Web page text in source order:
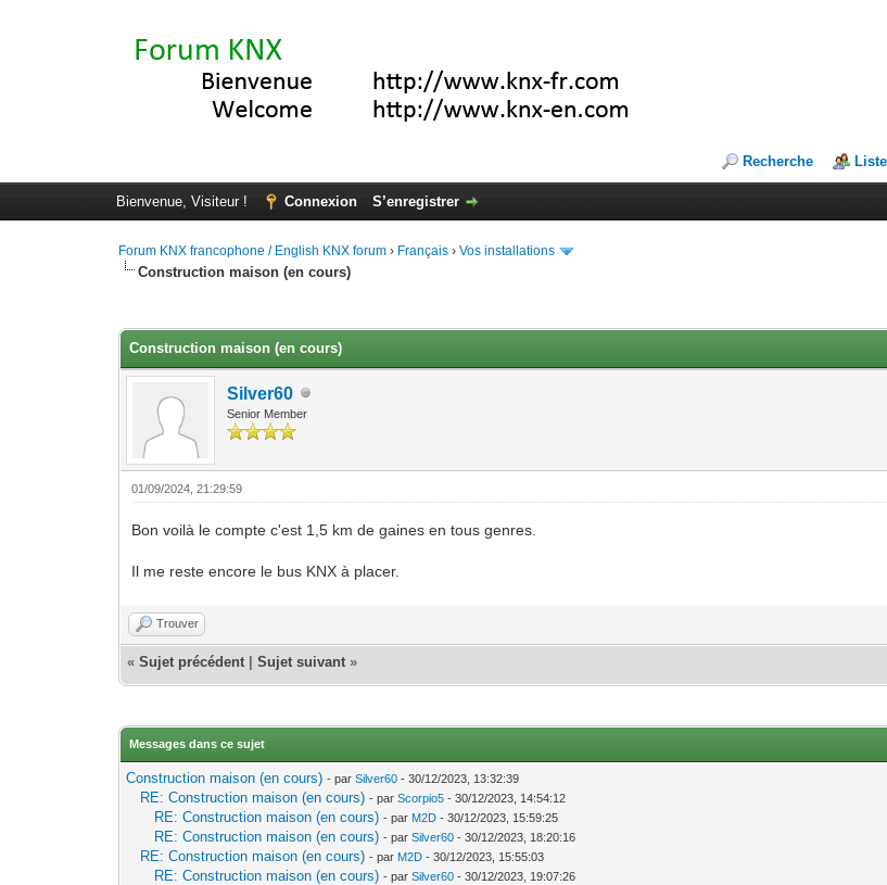
Recherche
Bienvenue, Visiteur ! Connexion S’enregistrer
Forum KNX francophone / English KNX forum › Français ›Vos installations
Construction maison (en cours)
Construction maison (en cours)
Silver60
Senior Member
01/09/2024, 21:29:59
Bon voilà le compte c'est 1,5 km de gaines en tous genres.
Il me reste encore le bus KNX à placer.
Trouver
«Sujet précédent |Sujet suivant »
Messages dans ce sujet
Construction maison (en cours) - parSilver60 - 30/12/2023, 13:32:39
RE: Construction maison (en cours) - parScorpio5 - 30/12/2023, 14:54:12
RE: Construction maison (en cours) - par M2D - 30/12/2023, 15:59:25
RE: Construction maison (en cours) - parSilver60 - 30/12/2023, 18:20:16
RE: Construction maison (en cours) - par M2D - 30/12/2023, 15:55:03
RE: Construction maison (en cours) - parSilver60 - 30/12/2023, 19:07:26